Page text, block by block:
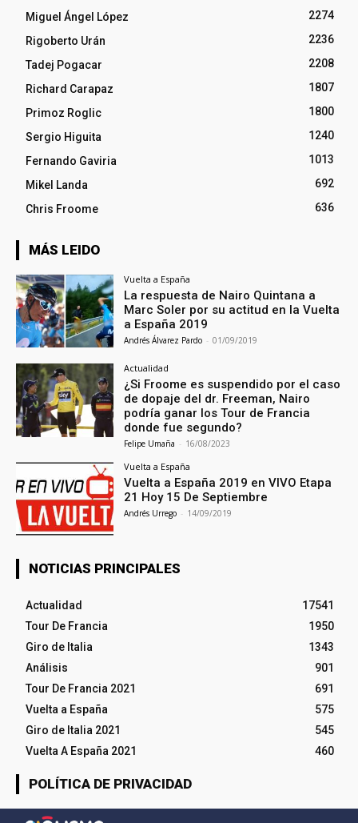
Miguel Ángel López
2274
Rigoberto Urán
2236
Tadej Pogacar
2208
Richard Carapaz
1807
Primoz Roglic
1800
Sergio Higuita
1240
Fernando Gaviria
1013
Mikel Landa
692
Chris Froome
636
MÁS LEIDO
Vuelta a España
La respuesta de Nairo Quintana a
Marc Soler por su actitud en la Vuelta
a España 2019
Andrés Álvarez Pardo - 01/09/2019
Actualidad
¿Si Froome es suspendido por el caso
de dopaje del dr. Freeman, Nairo
podría ganar los Tour de Francia
donde fue segundo?
Felipe Umaña - 16/08/2023
Vuelta a España
Vuelta a España 2019 en VIVO Etapa
21 Hoy 15 De Septiembre
Andrés Urrego - 14/09/2019
NOTICIAS PRINCIPALES
Actualidad
17541
Tour De Francia
1950
Giro de Italia
1343
Análisis
901
Tour De Francia 2021
691
Vuelta a España
575
Giro de Italia 2021
545
Vuelta A España 2021
460
POLÍTICA DE PRIVACIDAD